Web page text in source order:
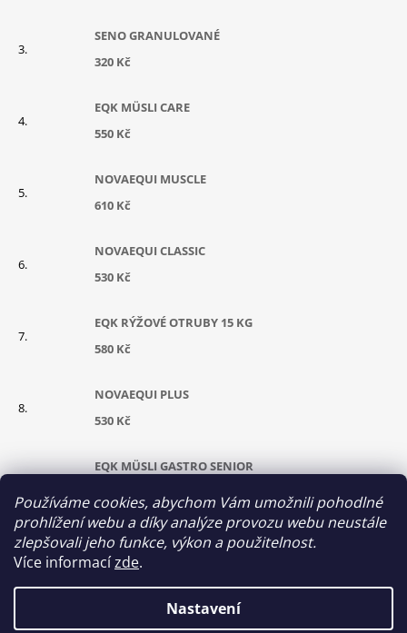
Používáme cookies, abychom Vám umožnili pohodlné
prohlížení webu a díky analýze provozu webu neustále
zlepšovali jeho funkce, výkon a použitelnost.
Více informacízde.
Nastavení
SENO GRANULOVANÉ
320 Kč
EQK MÜSLI CARE
550 Kč
NOVAEQUI MUSCLE
610 Kč
NOVAEQUI CLASSIC
530 Kč
EQK RÝŽOVÉ OTRUBY 15 KG
580 Kč
NOVAEQUI PLUS
530 Kč
EQK MÜSLI GASTRO SENIOR
630 Kč
KONOPNÝ OLEJ 5 L
700 Kč